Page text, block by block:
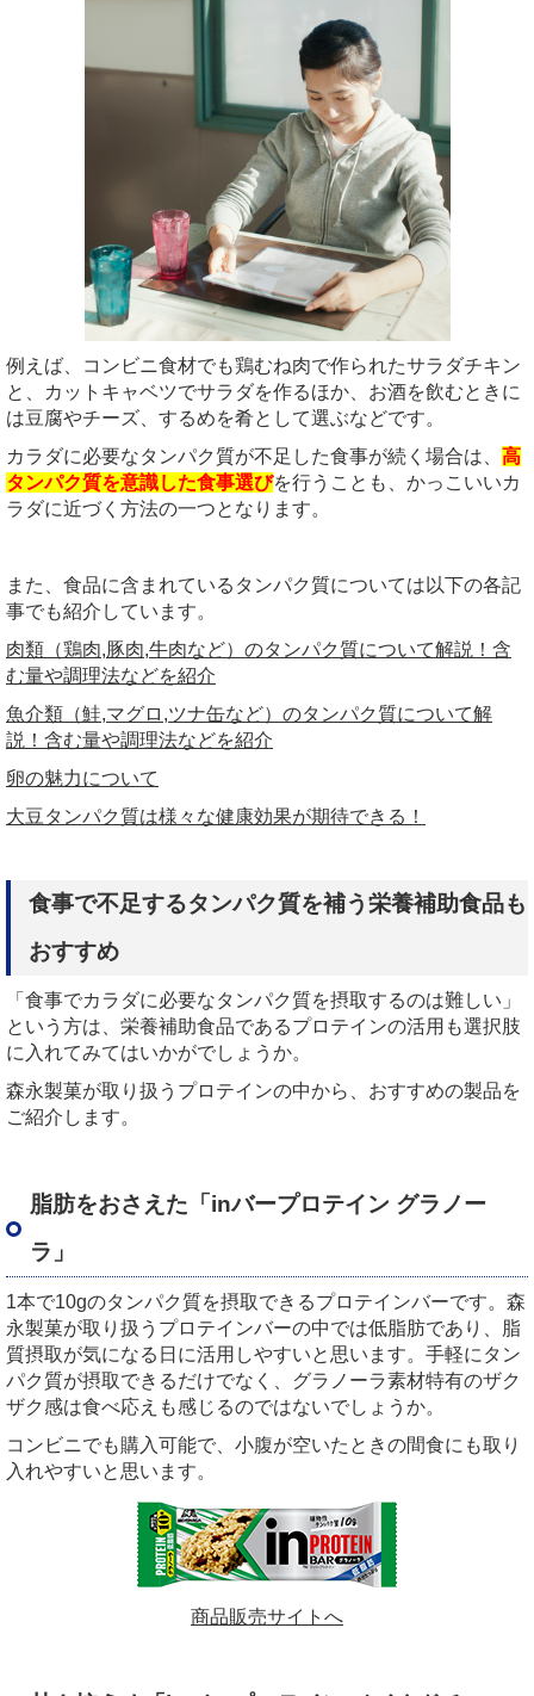
例えば、コンビニ食材でも鶏むね肉で作られたサラダチキン
と、カットキャベツでサラダを作るほか、お酒を飲むときに
は豆腐やチーズ、するめを肴として選ぶなどです。
カラダに必要なタンパク質が不足した食事が続く場合は、 高
タンパク質を意識した食事選びを行うことも、かっこいいカ
ラダに近づく方法の一つとなります。
また、食品に含まれているタンパク質については以下の各記
事でも紹介しています。
肉類（鶏肉,豚肉,牛肉など）のタンパク質について解説！含
む量や調理法などを紹介
魚介類（鮭,マグロ,ツナ缶など）のタンパク質について解
説！含む量や調理法などを紹介
卵の魅力について
大豆タンパク質は様々な健康効果が期待できる！
食事で不足するタンパク質を補う栄養補助食品も
おすすめ
「食事でカラダに必要なタンパク質を摂取するのは難しい」
という方は、栄養補助食品であるプロテインの活用も選択肢
に入れてみてはいかがでしょうか。
森永製菓が取り扱うプロテインの中から、おすすめの製品を
ご紹介します。
脂肪をおさえた「 inバープロテイン グラノー
ラ」
1本で10gのタンパク質を摂取できるプロテインバーです。森
永製菓が取り扱うプロテインバーの中では低脂肪であり、脂
質摂取が気になる日に活用しやすいと思います。手軽にタン
パク質が摂取できるだけでなく、グラノーラ素材特有のザク
ザク感は食べ応えも感じるのではないでしょうか。
コンビニでも購入可能で、小腹が空いたときの間食にも取り
入れやすいと思います。
商品販売サイトへ